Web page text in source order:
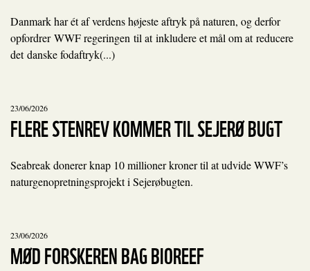
Danmark har ét af verdens højeste aftryk på naturen, og derfor
opfordrer WWF regeringen til at inkludere et mål om at reducere
det danske fodaftryk(...)
23/06/2026
FLERE STENREV KOMMER TIL SEJERØ BUGT
Seabreak donerer knap 10 millioner kroner til at udvide WWF’s
naturgenopretningsprojekt i Sejerøbugten.
23/06/2026
MØD FORSKEREN BAG BIOREEF